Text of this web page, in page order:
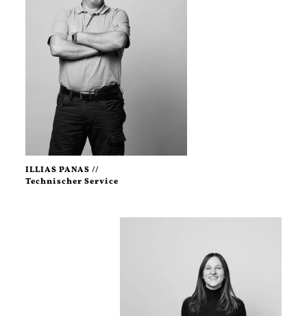
ILLIAS PANAS //
Technischer Service